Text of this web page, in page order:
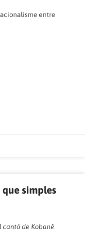
entre
que simples
de Kobanê